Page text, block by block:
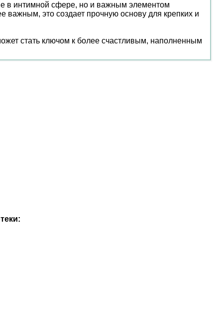
в интимной сфере, но и важным элементом
важным, это создает прочную основу для крепких и
стать ключом к более счастливым, наполненным